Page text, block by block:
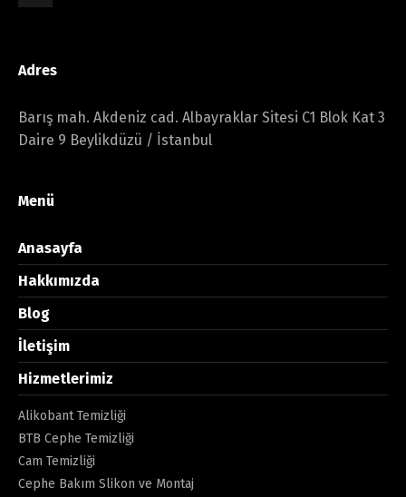
Adres
Barış mah. Akdeniz cad. Albayraklar Sitesi C1 Blok Kat 3
Daire 9 Beylikdüzü / İstanbul
Menü
Anasayfa
Hakkımızda
Blog
İletişim
Hizmetlerimiz
Alikobant Temizliği
BTB Cephe Temizliği
Cam Temizliği
Cephe Bakım Slikon ve Montaj